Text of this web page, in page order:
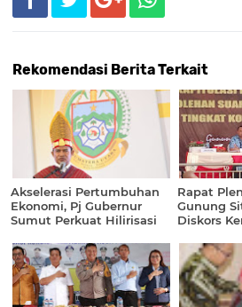
Rekomendasi Berita Terkait
Akselerasi Pertumbuhan
Ekonomi, Pj Gubernur
Sumut Perkuat Hilirisasi
Rapat
Gunung
Diskors